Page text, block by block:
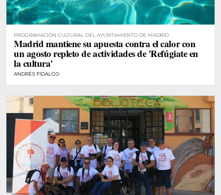
PROGRAMACIÓN CULTURAL DEL AYUNTAMIENTO DE MADRID
Madrid mantiene su apuesta contra el calor con
un agosto repleto de actividades de 'Refúgiate en
la cultura'
ANDRÉS FIDALGO